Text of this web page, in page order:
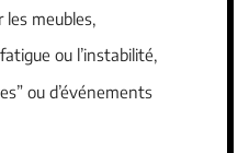
meubles,
ou l’instabilité,
ou d’événements